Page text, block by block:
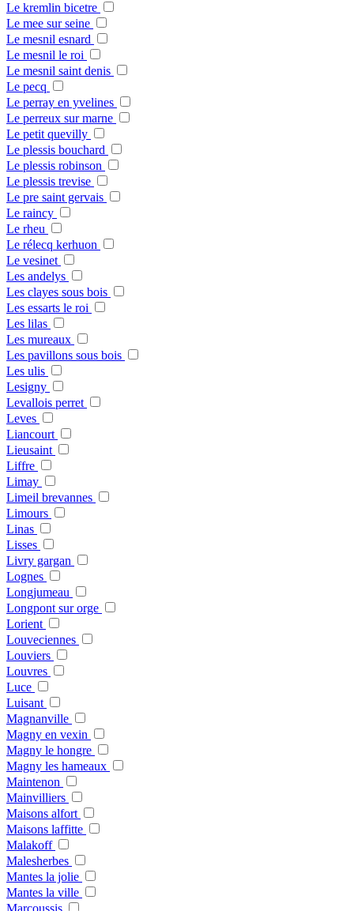
Le kremlin bicetre
Le mee sur seine
Le mesnil esnard
Le mesnil le roi
Le mesnil saint denis
Le pecq
Le perray en yvelines
Le perreux sur marne
Le petit quevilly
Le plessis bouchard
Le plessis robinson
Le plessis trevise
Le pre saint gervais
Le raincy
Le rheu
Le rélecq kerhuon
Le vesinet
Les andelys
Les clayes sous bois
Les essarts le roi
Les lilas
Les mureaux
Les pavillons sous bois
Les ulis
Lesigny
Levallois perret
Leves
Liancourt
Lieusaint
Liffre
Limay
Limeil brevannes
Limours
Linas
Lisses
Livry gargan
Lognes
Longjumeau
Longpont sur orge
Lorient
Louveciennes
Louviers
Louvres
Luce
Luisant
Magnanville
Magny en vexin
Magny le hongre
Magny les hameaux
Maintenon
Mainvilliers
Maisons alfort
Maisons laffitte
Malakoff
Malesherbes
Mantes la jolie
Mantes la ville